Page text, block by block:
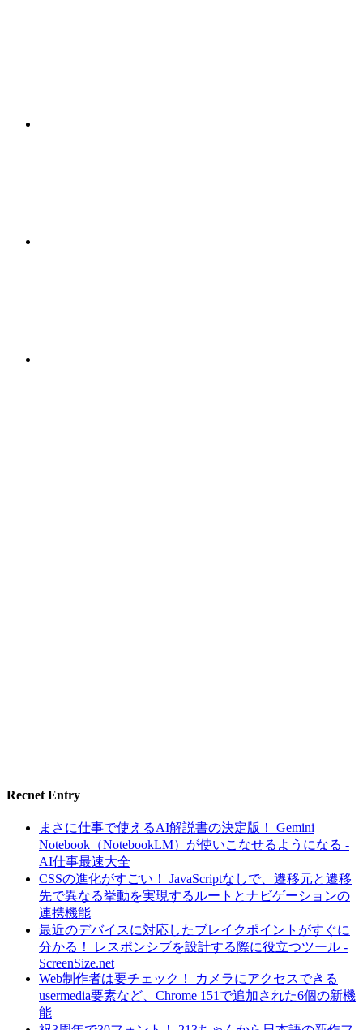
Recnet Entry
まさに仕事で使えるAI解説書の決定版！ Gemini
Notebook（NotebookLM）が使いこなせるようになる -
AI仕事最速大全
CSSの進化がすごい！ JavaScriptなしで、遷移元と遷移
先で異なる挙動を実現するルートとナビゲーションの
連携機能
最近のデバイスに対応したブレイクポイントがすぐに
分かる！ レスポンシブを設計する際に役立つツール -
ScreenSize.net
Web制作者は要チェック！ カメラにアクセスできる
usermedia要素など、Chrome 151で追加された6個の新機
能